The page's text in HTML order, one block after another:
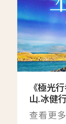
《極光
山.冰健
查看更